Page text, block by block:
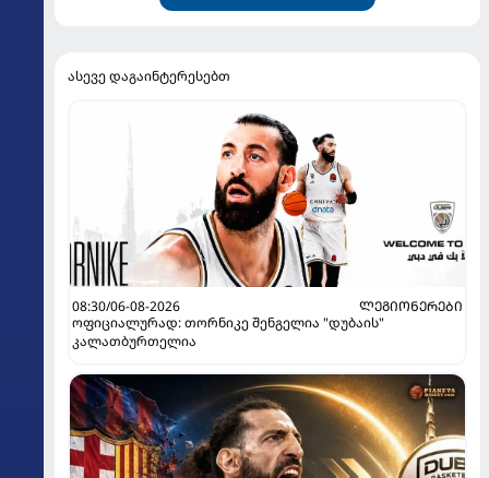
ასევე დაგაინტერესებთ
08:30/06-08-2026
ᲚᲔᲒᲘᲝᲜᲔᲠᲔᲑᲘ
ოფიციალურად: თორნიკე შენგელია "დუბაის"
კალათბურთელია